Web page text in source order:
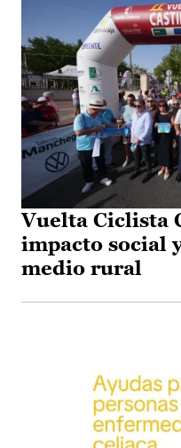
Vuelta Ciclista
impacto social
medio rural